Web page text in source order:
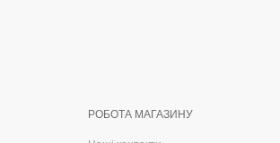
РОБОТА МАГАЗИНУ